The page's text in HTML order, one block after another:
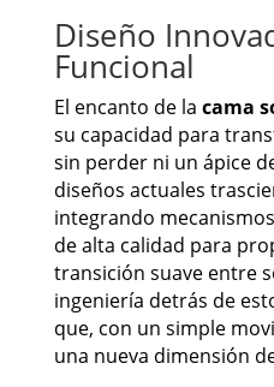
Diseño
Funcional
El encanto de la cama
su capacidad para
sin perder ni un ápice
diseños actuales
integrando
de alta calidad para
transición suave entre
ingeniería detrás de
que, con un simple
una nueva dimensión